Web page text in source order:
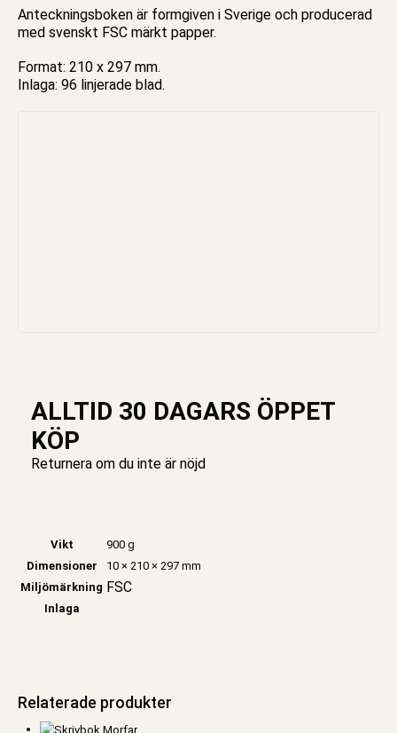
Anteckningsboken är formgiven i Sverige och producerad
med svenskt FSC märkt papper.
Format: 210 x 297 mm.
Inlaga: 96 linjerade blad.
ALLTID 30 DAGARS ÖPPET
KÖP
Returnera om du inte är nöjd
Vikt
900 g
Dimensioner
10 × 210 × 297 mm
Miljömärkning FSC
Inlaga
Relaterade produkter